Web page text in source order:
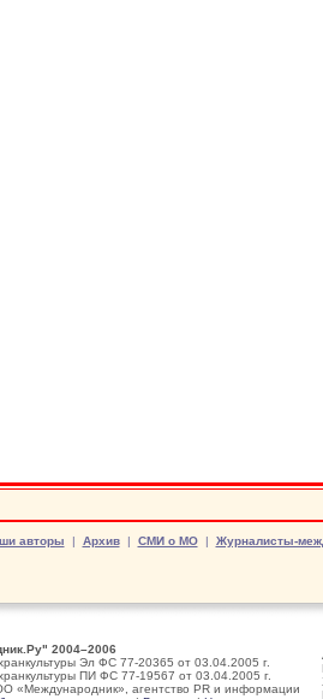
авторы | Архив| СМИ о МО| Журналисты-
2004–2006
Эл ФС 77-20365 от 03.04.2005 г.
ПИ ФС 77-19567 от 03.04.2005 г.
«Международник», агентство PR и информации